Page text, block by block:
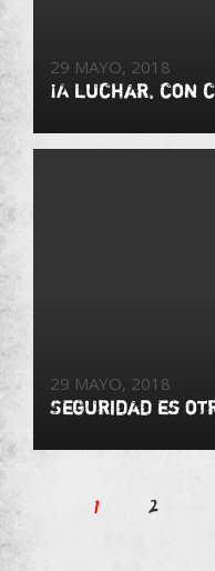
29 MAYO, 2018
¡A luchar, con
29 MAYO, 2018
Seguridad es
Paginación
1 2